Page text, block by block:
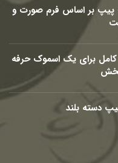
پیپ بر اساس فرم صورت و
برای یک اسموک حرفه
دسته بلند